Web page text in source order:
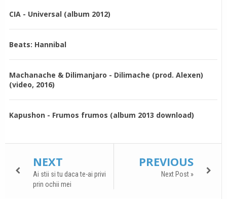
CIA - Universal (album 2012)
Beats: Hannibal
Machanache & Dilimanjaro - Dilimache (prod. Alexen)
(video, 2016)
Kapushon - Frumos frumos (album 2013 download)
NEXT
Ai stii si tu daca te-ai privi
prin ochii mei
PREVIOUS
Next Post »